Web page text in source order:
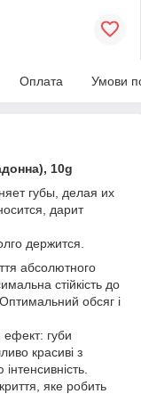
Оплата Умови
10g
губы, делая их
дарит
держится.
абсолютного
стійкість до
обсяг і
ефект: губи
красиві з
яке робить